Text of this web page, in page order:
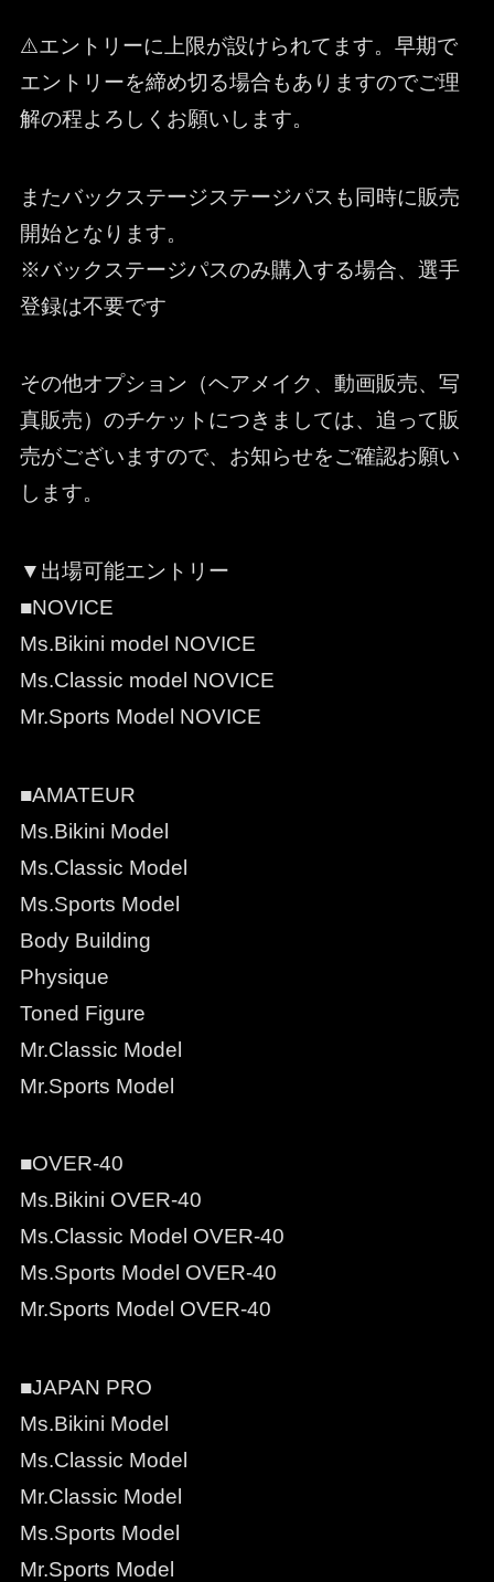
⚠️エントリーに上限が設けられてます。早期で
エントリーを締め切る場合もありますのでご理
解の程よろしくお願いします。
またバックステージステージパスも同時に販売
開始となります。
※バックステージパスのみ購入する場合、選手
登録は不要です
その他オプション（ヘアメイク、動画販売、写
真販売）のチケットにつきましては、追って販
売がございますので、お知らせをご確認お願い
します。
▼出場可能エントリー
■NOVICE
Ms.Bikini model NOVICE
Ms.Classic model NOVICE
Mr.Sports Model NOVICE
■AMATEUR
Ms.Bikini Model
Ms.Classic Model
Ms.Sports Model
Body Building
Physique
Toned Figure
Mr.Classic Model
Mr.Sports Model
■OVER-40
Ms.Bikini OVER-40
Ms.Classic Model OVER-40
Ms.Sports Model OVER-40
Mr.Sports Model OVER-40
■JAPAN PRO
Ms.Bikini Model
Ms.Classic Model
Mr.Classic Model
Ms.Sports Model
Mr.Sports Model